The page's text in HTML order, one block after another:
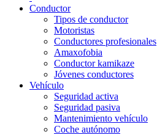
Conductor
Tipos de conductor
Motoristas
Conductores profesionales
Amaxofobia
Conductor kamikaze
Jóvenes conductores
Vehículo
Seguridad activa
Seguridad pasiva
Mantenimiento vehículo
Coche autónomo